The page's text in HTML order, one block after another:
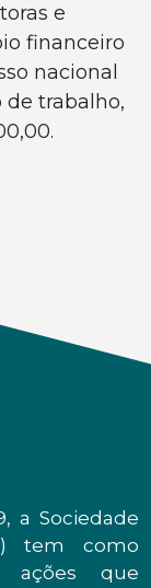
e
financeiro
nacional
de trabalho,
a Sociedade
tem como
ações que